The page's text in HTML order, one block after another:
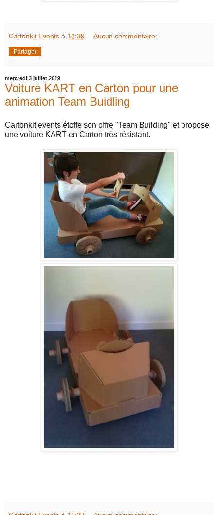
Cartonkit Events à 12:39 Aucun commentaire:
Partager
mercredi 3 juillet 2019
Voiture KART en Carton pour une
animation Team Buidling
Cartonkit events étoffe son offre "Team Building" et propose
une voiture KART en Carton très résistant.